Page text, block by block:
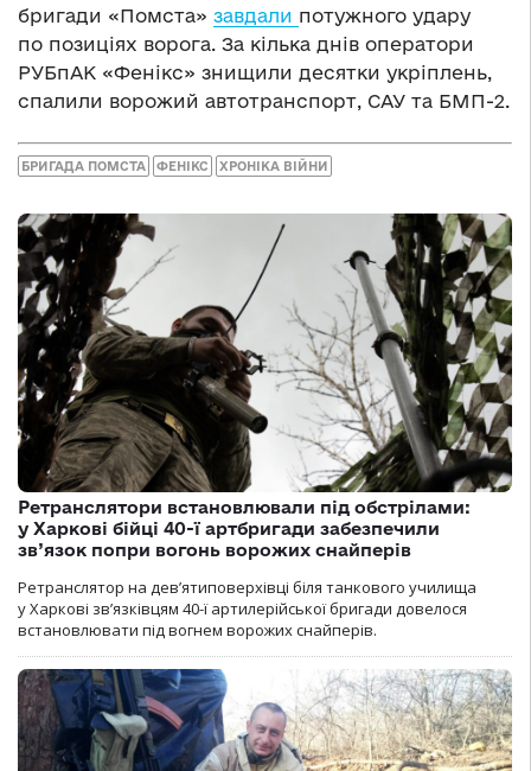
бригади «Помста» завдали потужного удару
по позиціях ворога. За кілька днів оператори
РУБпАК «Фенікс» знищили десятки укріплень,
спалили ворожий автотранспорт, САУ та БМП-2.
БРИГАДА ПОМСТА ФЕНІКС ХРОНІКА ВІЙНИ
Ретранслятори встановлювали під обстрілами:
у Харкові бійці 40-ї артбригади забезпечили
зв’язок попри вогонь ворожих снайперів
Ретранслятор на дев’ятиповерхівці біля танкового училища
у Харкові зв’язківцям 40-ї артилерійської бригади довелося
встановлювати під вогнем ворожих снайперів.